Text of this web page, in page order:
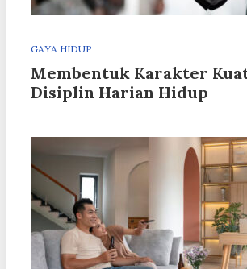
GAYA HIDUP
Membentuk Karakter
Disiplin Harian Hidup